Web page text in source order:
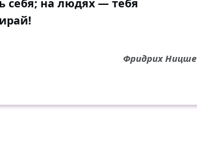
себя; на людях — тебя
Фридрих Ницше